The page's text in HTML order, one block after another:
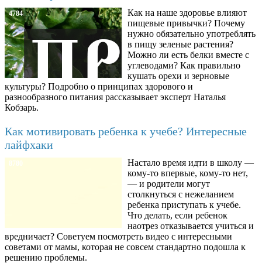
4784
Как на наше здоровье влияют
пищевые привычки? Почему
нужно обязательно употреблять
в пищу зеленые растения?
Можно ли есть белки вместе с
углеводами? Как правильно
кушать орехи и зерновые
культуры? Подробно о принципах здорового и
разнообразного питания рассказывает эксперт Наталья
Кобзарь.
Как мотивировать ребенка к учебе? Интересные
лайфхаки
8780
Настало время идти в школу —
кому-то впервые, кому-то нет,
— и родители могут
столкнуться с нежеланием
ребенка приступать к учебе.
Что делать, если ребенок
наотрез отказывается учиться и
вредничает? Советуем посмотреть видео с интересными
советами от мамы, которая не совсем стандартно подошла к
решению проблемы.